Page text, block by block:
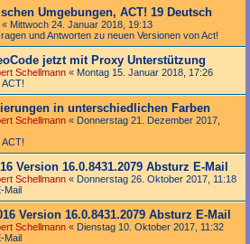
Umgebungen, ACT! 19 Deutsch
« Mittwoch 24. Januar 2018, 19:13
und Antworten zu neuen Versionen von Act!
jetzt mit Proxy Unterstützung
Schellmann « Montag 15. Januar 2018, 17:26
in unterschiedlichen Farben
Schellmann « Donnerstag 21. Dezember 2017,
Version 16.0.8431.2079 Absturz E-Mail
Schellmann « Donnerstag 26. Oktober 2017, 11:18
Mail
Version 16.0.8431.2079 Absturz E-Mail
Schellmann « Dienstag 10. Oktober 2017, 11:32
Mail